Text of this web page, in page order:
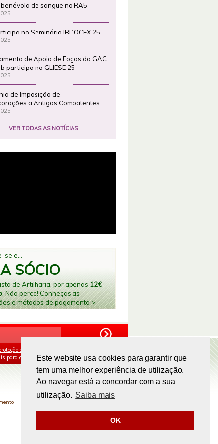
Este website usa cookies para garantir que
tem uma melhor experiência de utilização.
Ao navegar está a concordar com a sua
utilização. Saiba mais
OK
de sangue no RA5
no Seminário IBDOCEX 25
de Apoio de Fogos do GAC
participa no GLIESE 25
de Imposição de
a Antigos Combatentes
VER TODAS AS NOTÍCIAS
e...
SÓCIO
de Artilharia, por apenas 12€
. Não perca! Conheças as
e métodos de pagamento >
de dados
para os fins mencionados.
PAGAMENTOS ONLINE